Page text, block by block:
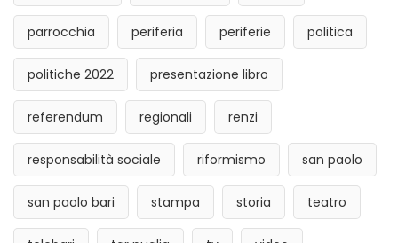
parrocchia periferia periferie politica
politiche 2022 presentazione libro
referendum regionali renzi
responsabilità sociale riformismo san paolo
san paolo bari stampa storia teatro